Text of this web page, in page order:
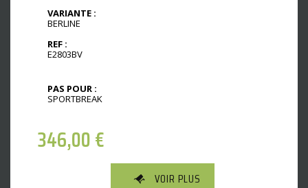
VARIANTE :
BERLINE
REF :
E2803BV
PAS POUR :
SPORTBREAK
346,00€
VOIR PLUS